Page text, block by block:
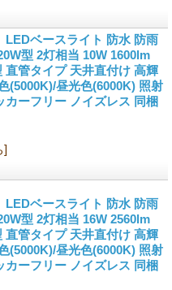
LEDベースライト 防水 防雨
型 2灯相当 10W 1600lm
直管タイプ 天井直付け 高輝
(5000K)/昼光色(6000K) 照射
カーフリー ノイズレス 同梱
]
LEDベースライト 防水 防雨
型 2灯相当 16W 2560lm
直管タイプ 天井直付け 高輝
(5000K)/昼光色(6000K) 照射
カーフリー ノイズレス 同梱